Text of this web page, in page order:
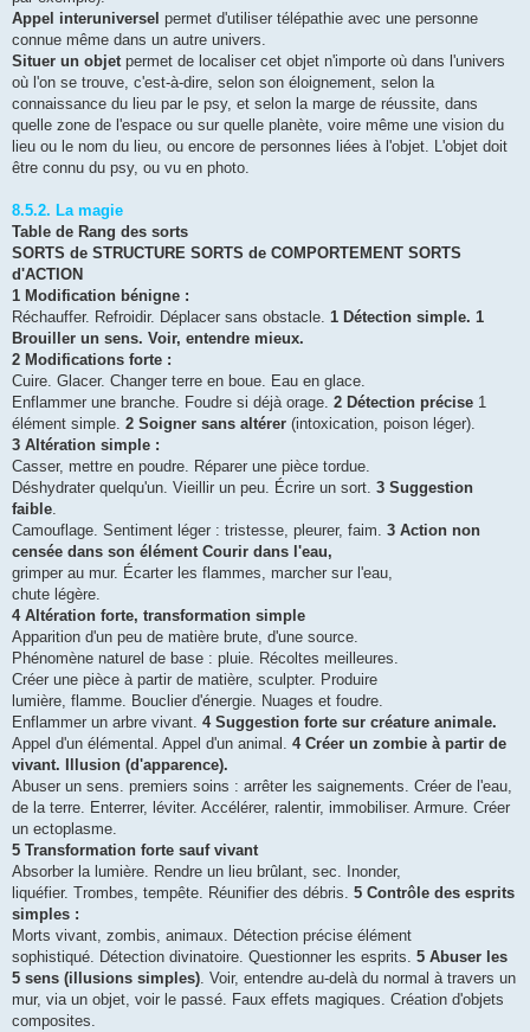
Appel interuniversel permet d'utiliser télépathie avec une personne
connue même dans un autre univers.
Situer un objetpermet de localiser cet objet n'importe où dans l'univers
où l'on se trouve, c'est-à-dire, selon son éloignement, selon la
connaissance du lieu par le psy, et selon la marge de réussite, dans
quelle zone de l'espace ou sur quelle planète, voire même une vision du
lieu ou le nom du lieu, ou encore de personnes liées à l'objet. L'objet doit
être connu du psy, ou vu en photo.
8.5.2. La magie
Table de Rang des sorts
SORTS de STRUCTURE SORTS de COMPORTEMENT SORTS
d'ACTION
1 Modification bénigne :
Réchauffer. Refroidir. Déplacer sans obstacle. 1 Détection simple. 1
Brouiller un sens. Voir, entendre mieux.
2 Modifications forte :
Cuire. Glacer. Changer terre en boue. Eau en glace.
Enflammer une branche. Foudre si déjà orage. 2 Détection précise 1
élément simple. 2 Soigner sans altérer (intoxication, poison léger).
3 Altération simple :
Casser, mettre en poudre. Réparer une pièce tordue.
Déshydrater quelqu'un. Vieillir un peu. Écrire un sort. 3 Suggestion
faible.
Camouflage. Sentiment léger : tristesse, pleurer, faim. 3 Action non
censée dans son élément Courir dans l'eau,
grimper au mur. Écarter les flammes, marcher sur l'eau,
chute légère.
4 Altération forte, transformation simple
Apparition d'un peu de matière brute, d'une source.
Phénomène naturel de base : pluie. Récoltes meilleures.
Créer une pièce à partir de matière, sculpter. Produire
lumière, flamme. Bouclier d'énergie. Nuages et foudre.
Enflammer un arbre vivant. 4 Suggestion forte sur créature animale.
Appel d'un élémental. Appel d'un animal. 4 Créer un zombie à partir de
vivant. Illusion (d'apparence).
Abuser un sens. premiers soins : arrêter les saignements. Créer de l'eau,
de la terre. Enterrer, léviter. Accélérer, ralentir, immobiliser. Armure. Créer
un ectoplasme.
5 Transformation forte sauf vivant
Absorber la lumière. Rendre un lieu brûlant, sec. Inonder,
liquéfier. Trombes, tempête. Réunifier des débris. 5 Contrôle des esprits
simples :
Morts vivant, zombis, animaux. Détection précise élément
sophistiqué. Détection divinatoire. Questionner les esprits. 5 Abuser les
5 sens (illusions simples). Voir, entendre au-delà du normal à travers un
mur, via un objet, voir le passé. Faux effets magiques. Création d'objets
composites.